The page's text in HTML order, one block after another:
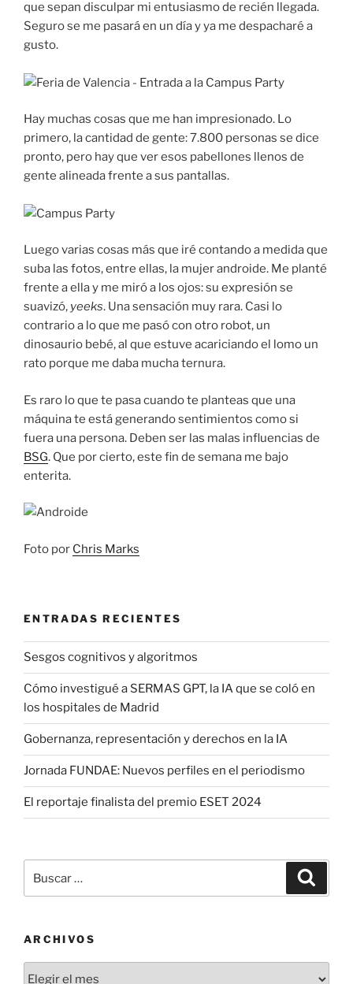
que sepan disculpar mi entusiasmo de recién llegada.
Seguro se me pasará en un día y ya me despacharé a
gusto.
Hay muchas cosas que me han impresionado. Lo
primero, la cantidad de gente: 7.800 personas se dice
pronto, pero hay que ver esos pabellones llenos de
gente alineada frente a sus pantallas.
Luego varias cosas más que iré contando a medida que
suba las fotos, entre ellas, la mujer androide. Me planté
frente a ella y me miró a los ojos: su expresión se
suavizó, yeeks. Una sensación muy rara. Casi lo
contrario a lo que me pasó con otro robot, un
dinosaurio bebé, al que estuve acariciando el lomo un
rato porque me daba mucha ternura.
Es raro lo que te pasa cuando te planteas que una
máquina te está generando sentimientos como si
fuera una persona. Deben ser las malas influencias de
BSG. Que por cierto, este fin de semana me bajo
enterita.
Foto por Chris Marks
ENTRADAS RECIENTES
Sesgos cognitivos y algoritmos
Cómo investigué a SERMAS GPT, la IA que se coló en
los hospitales de Madrid
Gobernanza, representación y derechos en la IA
Jornada FUNDAE: Nuevos perfiles en el periodismo
El reportaje finalista del premio ESET 2024
por:
ARCHIVOS